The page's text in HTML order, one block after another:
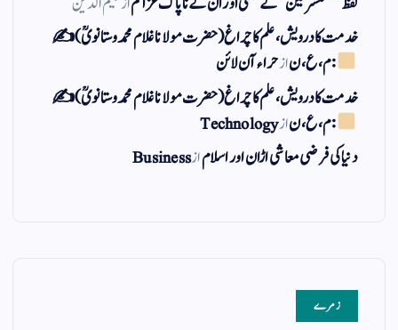
خدمت کا درویش، علم کا چراغ(حضرت مولانا غلام محمد وستانویؒ)✍
: م ، ع ، نازحراء آن لائن
خدمت کا درویش، علم کا چراغ(حضرت مولانا غلام محمد وستانویؒ)✍
: م ، ع ، نازTechnology
دنیا کی فرضی معاشی اڑان اور اسلامازBusiness
زمرے